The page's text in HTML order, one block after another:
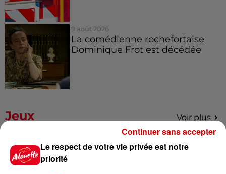
9 août 2026
La comédienne rochefortaise
Dominique Frot est décédée
Jeux Voir plus
Gagnez vos places pour
l'événement Ride the Show à
Le respect de votre vie privée est notre
priorité
Continuer sans accepter